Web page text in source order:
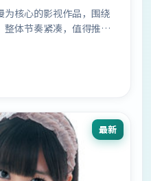
核心的影视作品，围绕
整体节奏紧凑，值得推荐
最新